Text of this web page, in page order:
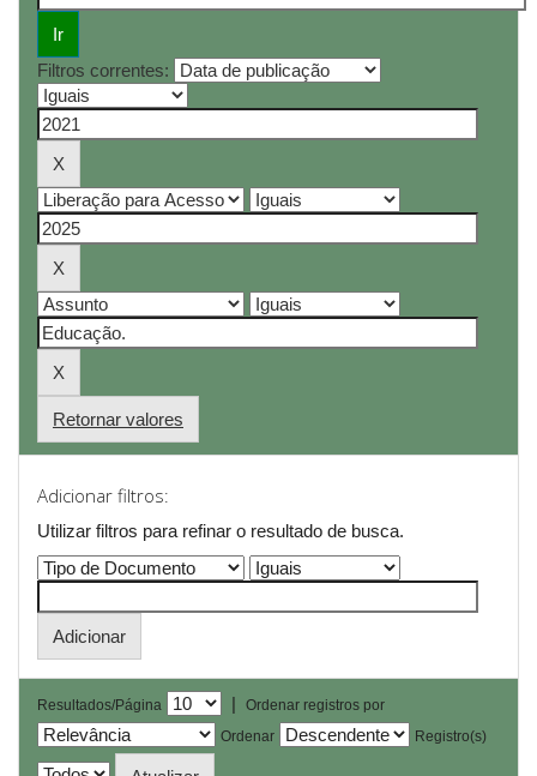
Filtros correntes:
Retornar valores
Adicionar filtros:
Utilizar filtros para refinar o resultado de busca.
Resultados/Página |
Ordenar registros por
Ordenar
Registro(s)